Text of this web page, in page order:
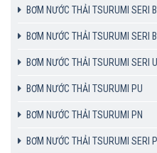
BƠM NƯỚC THẢI TSURUMI SERI B
BƠM NƯỚC THẢI TSURUMI SERI
BƠM NƯỚC THẢI TSURUMI SERI U
BƠM NƯỚC THẢI TSURUMI PU
BƠM NƯỚC THẢI TSURUMI PN
BƠM NƯỚC THẢI TSURUMI SERI